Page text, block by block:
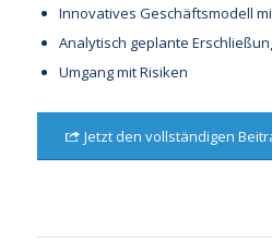
Innovatives Geschäftsmodell
Analytisch geplante
Umgang mit Risiken
Jetzt den vollständigen